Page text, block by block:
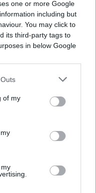
one or more Google
including but
You may click to
its third-party tags to
in below Google
of my
green
di inserire
all’italiana,
partecipare alla
transalpini,
non
i non vaccinati in
con la forza – ha
più andare al
un bicchiere,